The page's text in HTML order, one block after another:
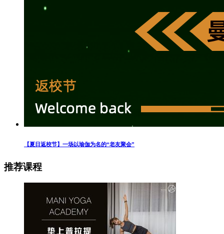
【夏日返校节】一场以瑜伽为名的“老友聚会”
推荐课程